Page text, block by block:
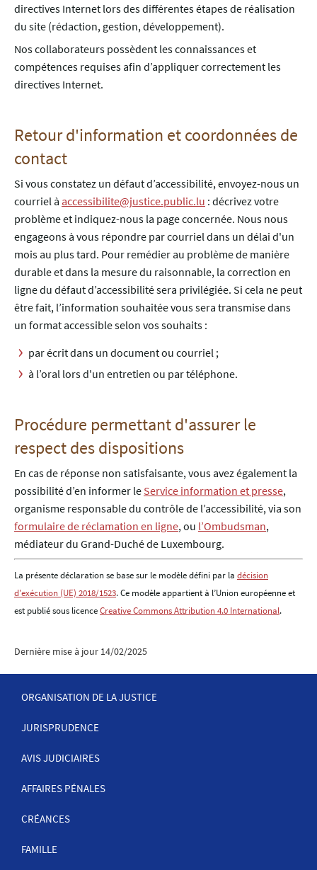
directives Internet lors des différentes étapes de réalisation
du site (rédaction, gestion, développement).
Nos collaborateurs possèdent les connaissances et
compétences requises afin d’appliquer correctement les
directives Internet.
Retour d'information et coordonnées de
contact
Si vous constatez un défaut d’accessibilité, envoyez-nous un
courriel à accessibilite@justice.public.lu : décrivez votre
problème et indiquez-nous la page concernée. Nous nous
engageons à vous répondre par courriel dans un délai d'un
mois au plus tard. Pour remédier au problème de manière
durable et dans la mesure du raisonnable, la correction en
ligne du défaut d’accessibilité sera privilégiée. Si cela ne peut
être fait, l’information souhaitée vous sera transmise dans
un format accessible selon vos souhaits :
par écrit dans un document ou courriel ;
à l’oral lors d'un entretien ou par téléphone.
Procédure permettant d'assurer le
respect des dispositions
En cas de réponse non satisfaisante, vous avez également la
possibilité d’en informer le Service information et presse,
organisme responsable du contrôle de l’accessibilité, via son
formulaire de réclamation en ligne, ou l’Ombudsman,
médiateur du Grand-Duché de Luxembourg.
La présente déclaration se base sur le modèle défini par la décision
d'exécution (UE) 2018/1523. Ce modèle appartient à l’Union européenne et
est publié sous licenceCreative Commons Attribution 4.0 International.
Dernière mise à jour 14/02/2025
MENU
DE
NAVIGATION
ORGANISATION DE LA JUSTICE
JURISPRUDENCE
AVIS JUDICIAIRES
AFFAIRES PÉNALES
CRÉANCES
FAMILLE